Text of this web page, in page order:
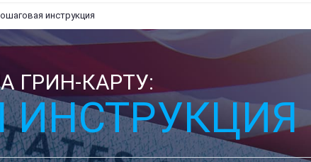
инструкция
ГРИН-КАРТУ:
ИНСТРУКЦИЯ